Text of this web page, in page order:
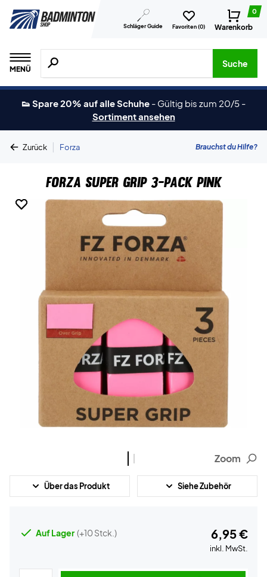
Schläger Guide Favoriten (0)
0
Warenkorb
MENÜ
Suche nach Produkten, Marken usw.
Suche
👟 Spare 20% auf alle Schuhe - Gültig bis zum 20/5 -
Sortiment ansehen
Zurück | Forza Brauchst du Hilfe?
Forza Super Grip 3-Pack Pink
Zoom
Über das Produkt Siehe Zubehör
Auf Lager (+10 Stck.) 6,95 €
inkl. MwSt.